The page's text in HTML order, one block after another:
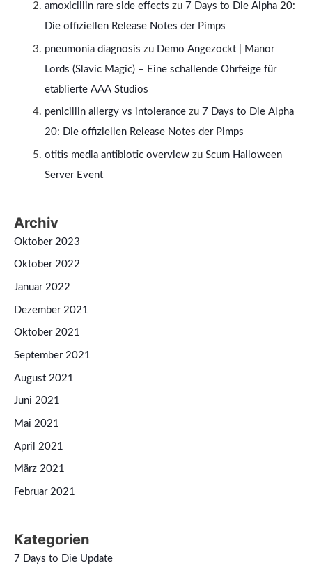
amoxicillin rare side effects zu 7 Days to Die Alpha 20:
Die offiziellen Release Notes der Pimps
pneumonia diagnosis zu Demo Angezockt | Manor
Lords (Slavic Magic) – Eine schallende Ohrfeige für
etablierte AAA Studios
penicillin allergy vs intolerancezu 7 Days to Die Alpha
20: Die offiziellen Release Notes der Pimps
otitis media antibiotic overviewzu Scum Halloween
Server Event
Archiv
Oktober 2023
Oktober 2022
Januar 2022
Dezember 2021
Oktober 2021
September 2021
August 2021
Juni 2021
Mai 2021
April 2021
März 2021
Februar 2021
Kategorien
7 Days to Die Update